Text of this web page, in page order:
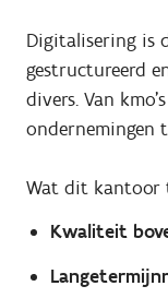
Digitalisering is
gestructureerd
divers. Van
ondernemingen
Wat dit kantoor
Kwaliteit